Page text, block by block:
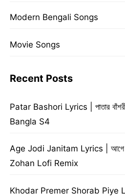
Modern Bengali Songs
Movie Songs
Recent Posts
Patar Bashori Lyrics | পাতার
Bangla S4
Age Jodi Janitam Lyrics | আগে
Zohan Lofi Remix
Khodar Premer Shorab Piye